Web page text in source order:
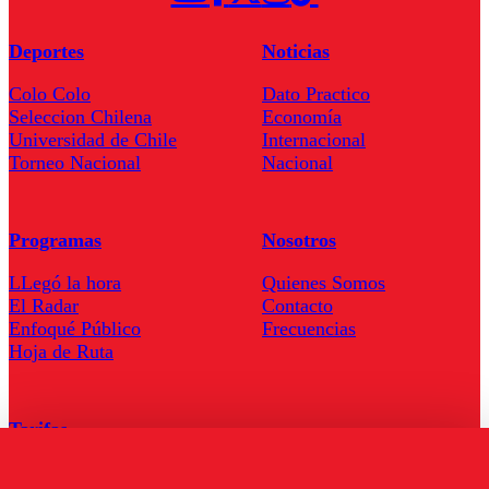
Deportes
Colo Colo
Seleccion Chilena
Universidad de Chile
Torneo Nacional
Noticias
Dato Practico
Economía
Internacional
Nacional
Programas
LLegó la hora
El Radar
Enfoqué Público
Hoja de Ruta
Nosotros
Quienes Somos
Contacto
Frecuencias
Tarifas